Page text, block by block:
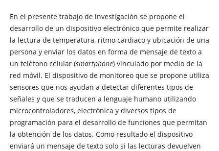
En el presente trabajo de investigación se propone el
desarrollo de un dispositivo electrónico que permite realizar
la lectura de temperatura, ritmo cardiaco y ubicación de una
persona y enviar los datos en forma de mensaje de texto a
un teléfono celular (smartphone) vinculado por medio de la
red móvil. El dispositivo de monitoreo que se propone utiliza
sensores que nos ayudan a detectar diferentes tipos de
señales y que se traducen a lenguaje humano utilizando
microcontroladores, electrónica y diversos tipos de
programación para el desarrollo de funciones que permitan
la obtención de los datos. Como resultado el dispositivo
enviará un mensaje de texto solo si las lecturas devuelven